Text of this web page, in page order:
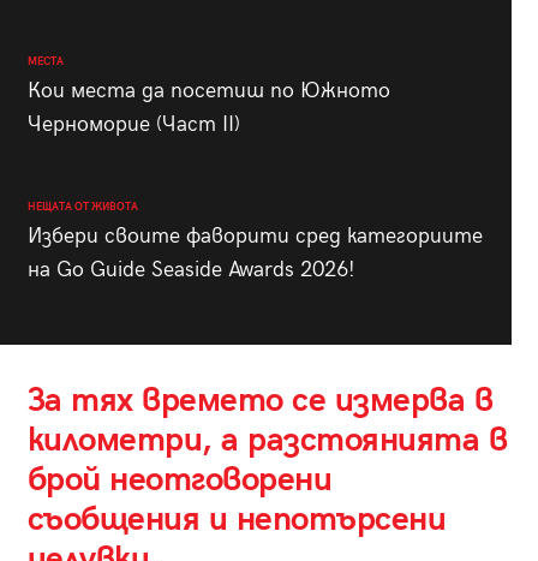
МЕСТА
Кои места да посетиш по Южното
Черноморие (Част II)
НЕЩАТА ОТ ЖИВОТА
Избери своите фаворити сред категориите
на Go Guide Seaside Awards 2026!
За тях времето се измерва в
километри, а разстоянията в
брой неотговорени
съобщения и непотърсени